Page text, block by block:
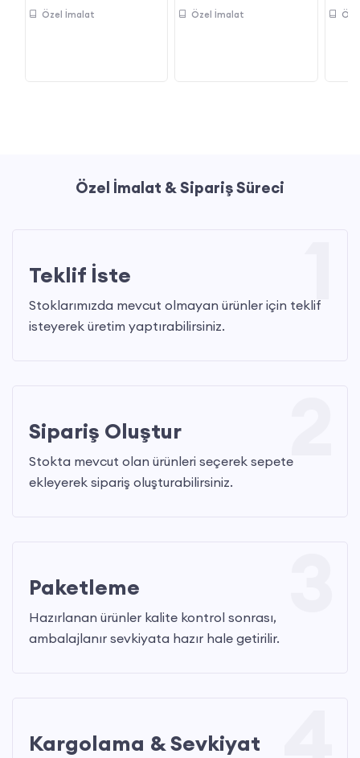
Özel İmalat Özel İmalat
Özel İmalat & Sipariş Süreci
Teklif İste
Stoklarımızda mevcut olmayan ürünler için teklif
isteyerek üretim yaptırabilirsiniz.
Sipariş Oluştur
Stokta mevcut olan ürünleri seçerek sepete
ekleyerek sipariş oluşturabilirsiniz.
Paketleme
Hazırlanan ürünler kalite kontrol sonrası,
ambalajlanır sevkiyata hazır hale getirilir.
Kargolama & Sevkiyat